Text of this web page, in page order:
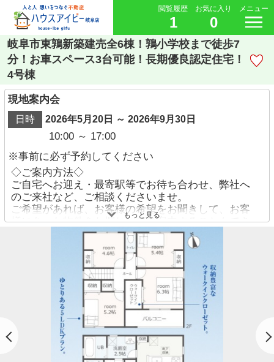
閲覧履歴
1
お気に入り
0
メニュー
岐阜市東鶉新築建売全6棟！鶉小学校まで徒歩7
分！お車スペース3台可能！長期優良認定住宅！
4号棟
現地案内会
日時 2026年5月20日 ～ 2026年9月30日
10:00 ～ 17:00
※事前に必ず予約してください
◇ご案内方法◇
ご自宅へお迎え・最寄駅等でお待ち合わせ、弊社へ
のご来社など、ご相談くださいませ。
ご希望があれば、お客様の希望をお聞きして、お客
様にあった物件をお探ししてご案内することもでき
・お電話でのお問い合わせ→【058-338-9110】
・【物件資料請求ボタン】より、備考欄にご希望日
時を記載ください。
・当店の店舗ページより【ハウスアイビー岐阜店の
ホームページ】へ。
・ラインでのお問い合わせも出来ます。ID検索【＠
731koxur】
もっと見る